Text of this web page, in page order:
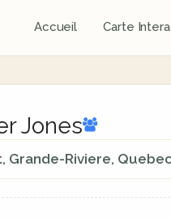
Accueil Carte
Jones
Grande-Riviere,